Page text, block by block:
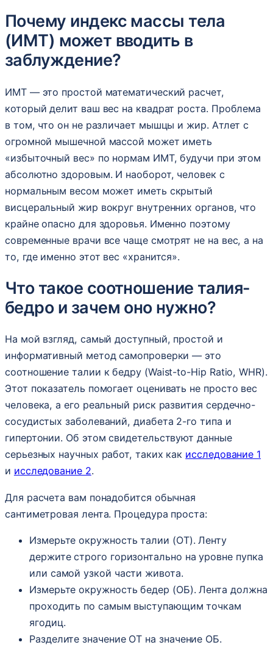
Почему индекс массы тела
(ИМТ) может вводить в
заблуждение?
ИМТ — это простой математический расчет,
который делит ваш вес на квадрат роста. Проблема
в том, что он не различает мышцы и жир. Атлет с
огромной мышечной массой может иметь
«избыточный вес» по нормам ИМТ, будучи при этом
абсолютно здоровым. И наоборот, человек с
нормальным весом может иметь скрытый
висцеральный жир вокруг внутренних органов, что
крайне опасно для здоровья. Именно поэтому
современные врачи все чаще смотрят не на вес, а на
то, где именно этот вес «хранится».
Что такое соотношение талия-
бедро и зачем оно нужно?
На мой взгляд, самый доступный, простой и
информативный метод самопроверки — это
соотношение талии к бедру (Waist-to-Hip Ratio, WHR).
Этот показатель помогает оценивать не просто вес
человека, а его реальный риск развития сердечно-
сосудистых заболеваний, диабета 2-го типа и
гипертонии. Об этом свидетельствуют данные
серьезных научных работ, таких как исследование 1
и исследование 2.
Для расчета вам понадобится обычная
сантиметровая лента. Процедура проста:
Измерьте окружность талии (ОТ). Ленту
держите строго горизонтально на уровне пупка
или самой узкой части живота.
Измерьте окружность бедер (ОБ). Лента должна
проходить по самым выступающим точкам
ягодиц.
Разделите значение ОТ на значение ОБ.